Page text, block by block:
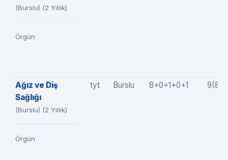
(Burslu) (2 Yıllık)
Örgün
Ağız ve Diş
Sağlığı
(Burslu) (2 Yıllık)
Örgün
tyt Burslu 8+0+1+0+1